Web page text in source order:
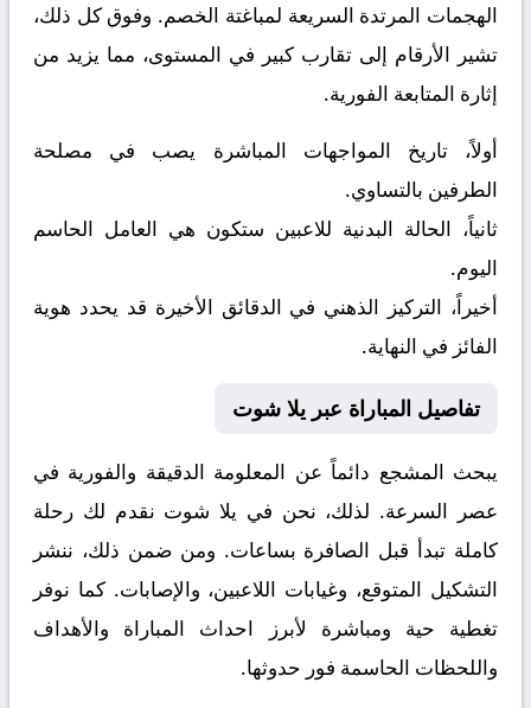
الهجمات المرتدة السريعة لمباغتة الخصم. وفوق كل ذلك،
تشير الأرقام إلى تقارب كبير في المستوى، مما يزيد من
إثارة المتابعة الفورية.
أولاً، تاريخ المواجهات المباشرة يصب في مصلحة
الطرفين بالتساوي.
ثانياً، الحالة البدنية للاعبين ستكون هي العامل الحاسم
اليوم.
أخيراً، التركيز الذهني في الدقائق الأخيرة قد يحدد هوية
الفائز في النهاية.
تفاصيل المباراة عبر يلا شوت
يبحث المشجع دائماً عن المعلومة الدقيقة والفورية في
عصر السرعة. لذلك، نحن في يلا شوت نقدم لك رحلة
كاملة تبدأ قبل الصافرة بساعات. ومن ضمن ذلك، ننشر
التشكيل المتوقع، وغيابات اللاعبين، والإصابات. كما نوفر
تغطية حية ومباشرة لأبرز احداث المباراة والأهداف
واللحظات الحاسمة فور حدوثها.